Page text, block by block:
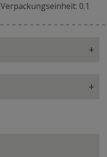
Verpackungseinheit: 0.1
+
+